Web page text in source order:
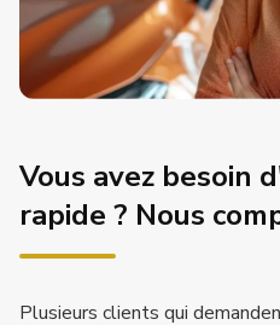
Vous avez besoin
rapide ? Nous
Plusieurs clients qui